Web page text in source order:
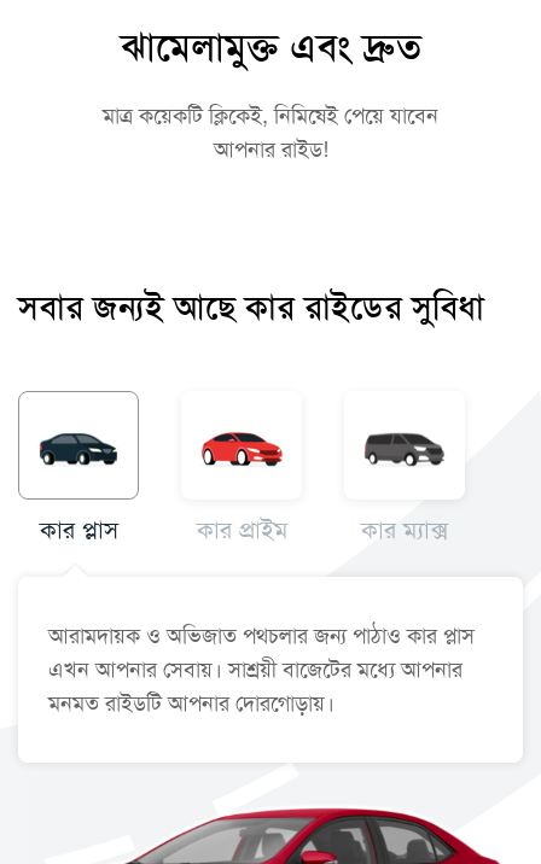
ঝামেলামুক্ত এবং দ্রুত
মাত্র কয়েকটি ক্লিকেই, নিমিষেই পেয়ে যাবেন
আপনার রাইড!
সবার জন্যই আছে কার রাইডের সুবিধা
কার প্লাস কার প্রাইম কার ম্যাক্স
আরামদায়ক ও অভিজাত পথচলার জন্য পাঠাও কার প্লাস
এখন আপনার সেবায়। সাশ্রয়ী বাজেটের মধ্যে আপনার
মনমত রাইডটি আপনার দোরগোড়ায়।